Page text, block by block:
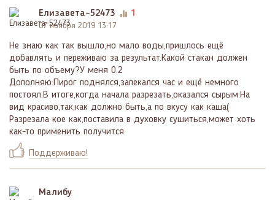
Елизавета-52473 1
07 ноября 2019 13:17
Не знаю как так вышло,но мало воды,пришлось ещё
добавлять и переживаю за результат.Какой стакан должен
быть по объему?У меня 0.2
Дополняю:Пирог поднялся,запекался час и ещё немного
постоял.В итоге,когда начала разрезать,оказался сырым.На
вид красиво,так,как должно быть,а по вкусу как каша(
Разрезала кое как,поставила в духовку сушиться,может хоть
как-то применить получится
Поддерживаю!
Малибу